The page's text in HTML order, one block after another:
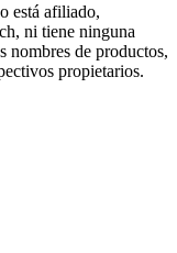
está afiliado,
ni tiene ninguna
nombres de productos,
propietarios.